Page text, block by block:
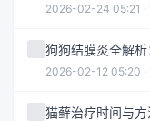
2026-02-24 05:21 ·
狗狗结膜炎全解
2026-02-12 05:20 ·
猫藓治疗时间与